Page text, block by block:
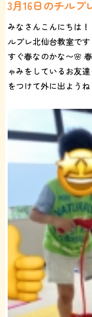
3月16日のチルプ
みなさんこんにちは
ルプレ北仙台教室で
すぐ春なのかな〜🌸
ゃみをしているお友
をつけて外に出ようね